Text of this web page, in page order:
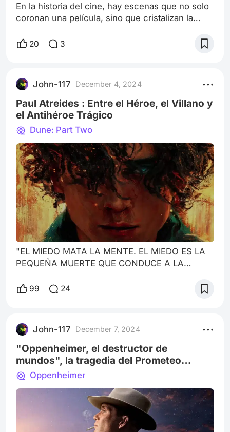
En la historia del cine, hay escenas que no solo
coronan una película, sino que cristalizan la
Sergio Leone, esa escena es, sin duda, el duelo
dólar”, conformada también por Por un puñado
de dólares (1964) y Por unos dólares más
(1965). Este clímax, ambientad
20 3
John-117 December 4, 2024
Paul Atreides : Entre el Héroe, el Villano y
el Antihéroe Trágico
Dune: Part Two
"EL MIEDO MATA LA MENTE. EL MIEDO ES LA
PEQUEÑA MUERTE QUE CONDUCE A LA
Mapa de Arrakis . Autor Álvaro Merino 2024
de los Hijos de Dune, se pensó que era difícil
adaptar una obra con múltiples lecturas que
tiene la saga de Frank Herbert, hasta las
películas del directo
99 24
John-117 December 7, 2024
"Oppenheimer, el destructor de
mundos", la tragedia del Prometeo
moderno
Oppenheimer